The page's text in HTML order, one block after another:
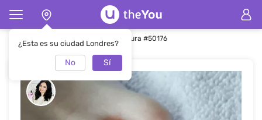
¿Esta es su ciudad Londres?
No Sí
Página de inicio Pedicura Pedicura #50176